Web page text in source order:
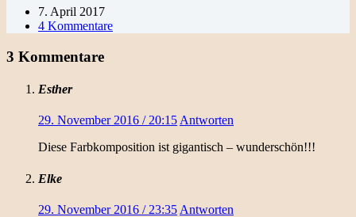
7. April 2017
4 Kommentare
3 Kommentare
Esther
29. November 2016 / 20:15 Antworten
Diese Farbkomposition ist gigantisch – wunderschön!!!
Elke
29. November 2016 / 23:35 Antworten